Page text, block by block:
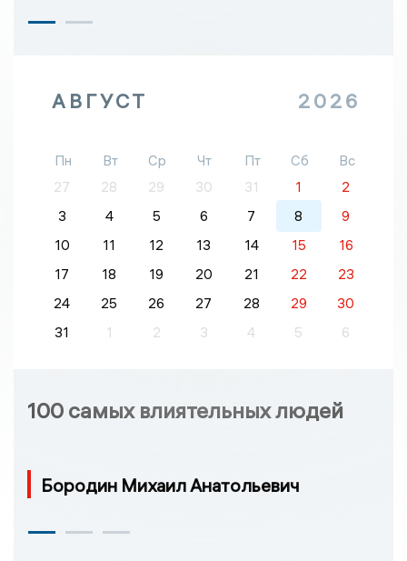
АВГУСТ 2026
Пн Вт Ср Чт Пт Сб
Вс
27
28 29 30 31 1
2
3
4 5 6 7 8
9
10
11 12 13 14 15
16
17
18 19 20 21 22
23
24
25 26 27 28 29
30
31
1 2 3 4 5 6
100 самых влиятельных людей
Бородин Михаил Анатольевич